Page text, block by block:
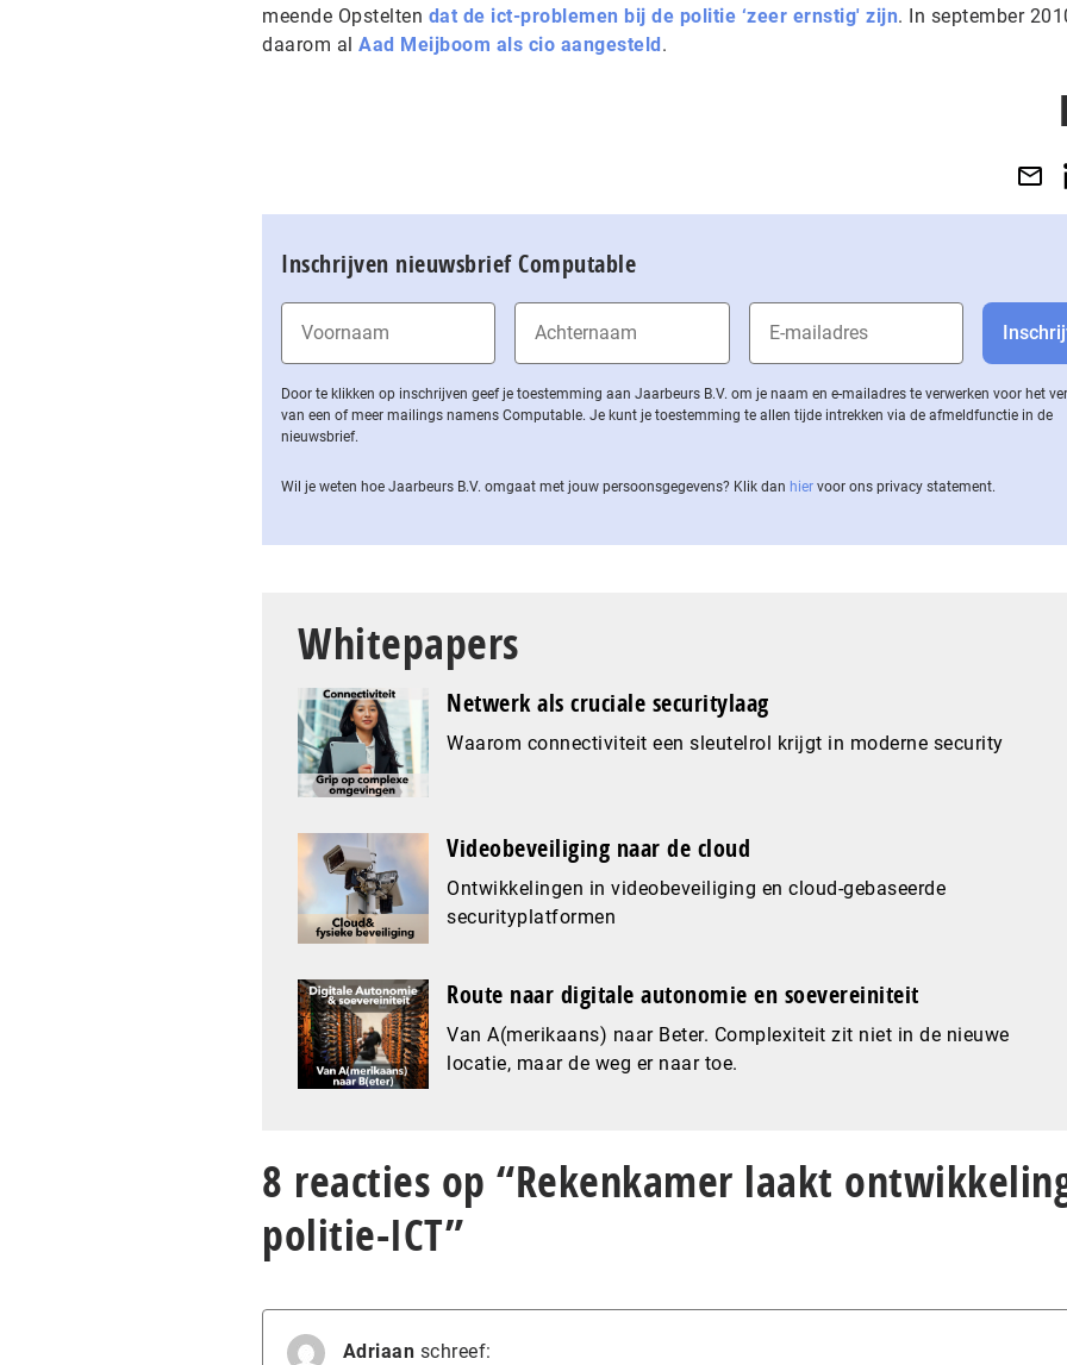
meende Opstelten dat de ict-problemen bij de politie ‘zeer ernstig' zijn. In september
daarom al Aad Meijboom als cio aangesteld.
Inschrijven nieuwsbrief Computable
Door te klikken op inschrijven geef je toestemming aan Jaarbeurs B.V. om je naam en e-mailadres te verwerken voor het
van een of meer mailings namens Computable. Je kunt je toestemming te allen tijde intrekken via de af­meld­func­tie in de
nieuwsbrief.
Wil je weten hoe Jaarbeurs B.V. omgaat met jouw per­soons­ge­ge­vens? Klik dan hier voor ons privacy statement.
Whitepapers
Netwerk als cruciale securitylaag
Waarom connectiviteit een sleutelrol krijgt in moderne security
Videobeveiliging naar de cloud
Ontwikkelingen in videobeveiliging en cloud-gebaseerde
securityplatformen
Route naar digitale autonomie en soevereiniteit
Van A(merikaans) naar Beter. Complexiteit zit niet in de nieuwe
locatie, maar de weg er naar toe.
8 reacties op “Rekenkamer laakt
politie-ICT”
Adriaan schreef: